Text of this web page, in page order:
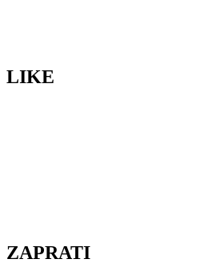
LIKE
ZAPRATI